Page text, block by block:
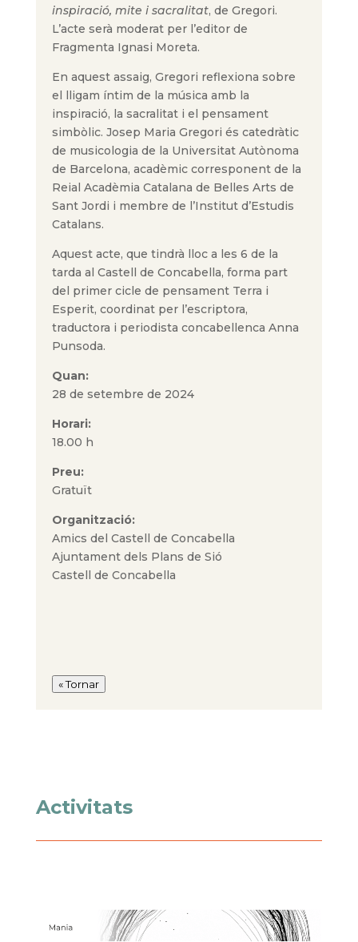
inspiració, mite i sacralitat, de Gregori.
L’acte serà moderat per l’editor de
Fragmenta Ignasi Moreta.
En aquest assaig, Gregori reflexiona sobre
el lligam íntim de la música amb la
inspiració, la sacralitat i el pensament
simbòlic. Josep Maria Gregori és catedràtic
de musicologia de la Universitat Autònoma
de Barcelona, acadèmic corresponent de la
Reial Acadèmia Catalana de Belles Arts de
Sant Jordi i membre de l’Institut d’Estudis
Catalans.
Aquest acte, que tindrà lloc a les 6 de la
tarda al Castell de Concabella, forma part
del primer cicle de pensament Terra i
Esperit, coordinat per l’escriptora,
traductora i periodista concabellenca Anna
Punsoda.
Quan:
28 de setembre de 2024
Horari:
18.00 h
Preu:
Gratuït
Organització:
Amics del Castell de Concabella
Ajuntament dels Plans de Sió
Castell de Concabella
« Tornar
Activitats